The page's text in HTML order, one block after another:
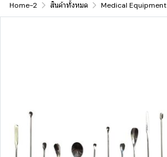
Home-2 สินค้าทั้งหมด Medical Equipment